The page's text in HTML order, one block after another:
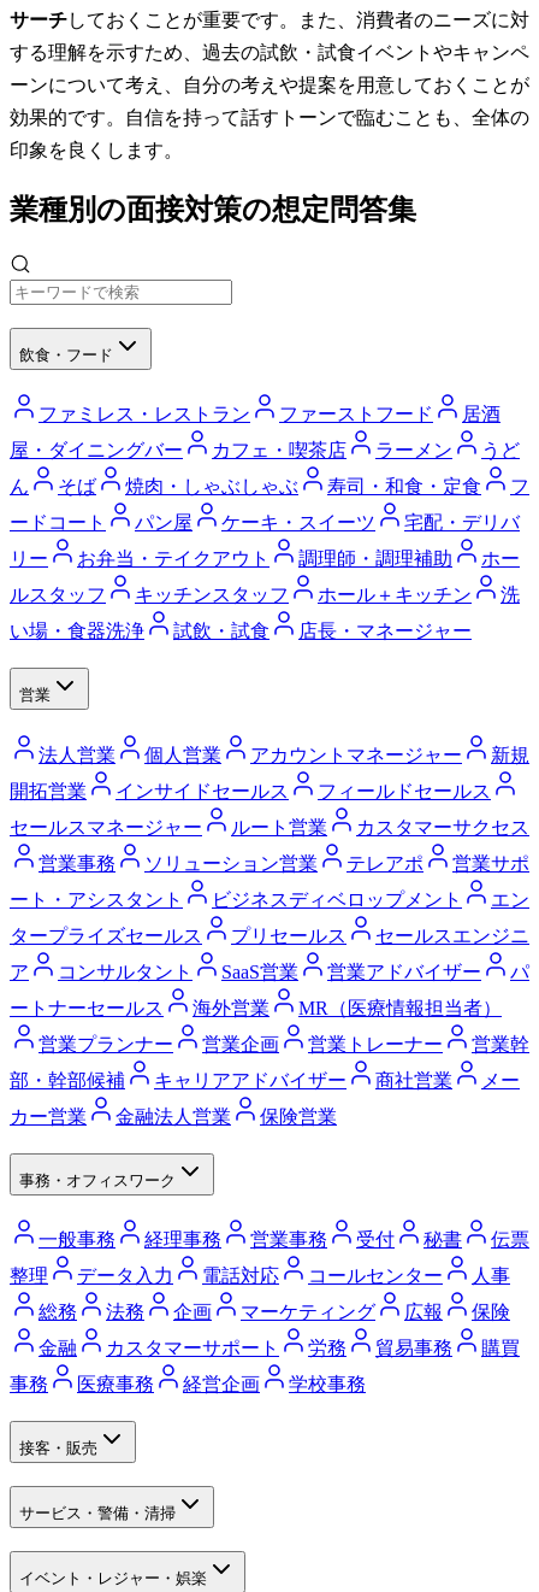
サーチしておくことが重要です。また、消費者のニーズに対
する理解を示すため、過去の試飲・試食イベントやキャンペ
ーンについて考え、自分の考えや提案を用意しておくことが
効果的です。自信を持って話すトーンで臨むことも、全体の
印象を良くします。
業種別の面接対策の想定問答集
飲食・フード
ファミレス・レストラン ファーストフード
居酒
屋・ダイニングバー
カフェ・喫茶店 ラーメン
うど
ん
そば 焼肉・しゃぶしゃぶ 寿司・和食・定食
フ
ードコート
パン屋 ケーキ・スイーツ
宅配・デリバ
リー
お弁当・テイクアウト 調理師・調理補助
ホー
ルスタッフ
キッチンスタッフ ホール＋キッチン
洗
い場・食器洗浄
試飲・試食 店長・マネージャー
営業
法人営業 個人営業 アカウントマネージャー
新規
開拓営業
インサイドセールス
フィールドセールス
セールスマネージャー
ルート営業
カスタマーサクセス
営業事務
ソリューション営業 テレアポ
営業サポ
ート・アシスタント
ビジネスディベロップメント
エン
タープライズセールス
プリセールス
セールスエンジニ
ア
コンサルタント SaaS営業 営業アドバイザー
パ
ートナーセールス
海外営業
MR（医療情報担当者）
営業プランナー
営業企画 営業トレーナー
営業幹
部・幹部候補
キャリアアドバイザー 商社営業
メー
カー営業
金融法人営業 保険営業
事務・オフィスワーク
一般事務 経理事務 営業事務 受付 秘書
伝票
整理
データ入力 電話対応 コールセンター
人事
総務
法務 企画 マーケティング 広報
保険
金融
カスタマーサポート 労務 貿易事務
購買
事務
医療事務 経営企画 学校事務
接客・販売
サービス・警備・清掃
イベント・レジャー・娯楽